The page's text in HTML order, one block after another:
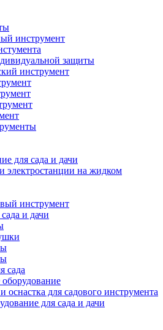
инструмент
защиты
инструмент
для сада и дачи
электростанции на жидком
инструмент
и дачи
сада
оснастка для садового инструмента
для сада и дачи